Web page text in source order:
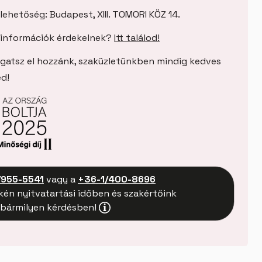
Budapest, XIII. TOMORI KÖZ 14.
érdekelnek? Itt találod!
el hozzánk, szaküzletünkben mindig kedves
5541 vagy a +36-1/400-8696
nyitvatartási időben és szakértőink
kérdésben!